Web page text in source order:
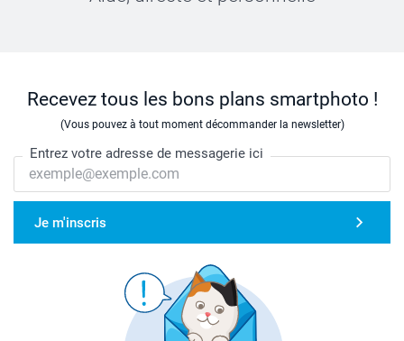
Recevez tous les bons plans smartphoto !
(Vous pouvez à tout moment décommander la newsletter)
Entrez votre adresse de messagerie ici
Je m'inscris